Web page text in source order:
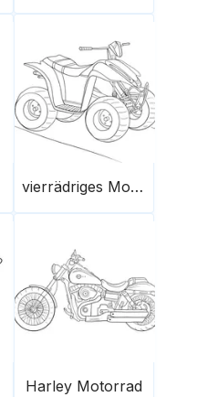
vierrädriges Motorrad
Harley Motorrad